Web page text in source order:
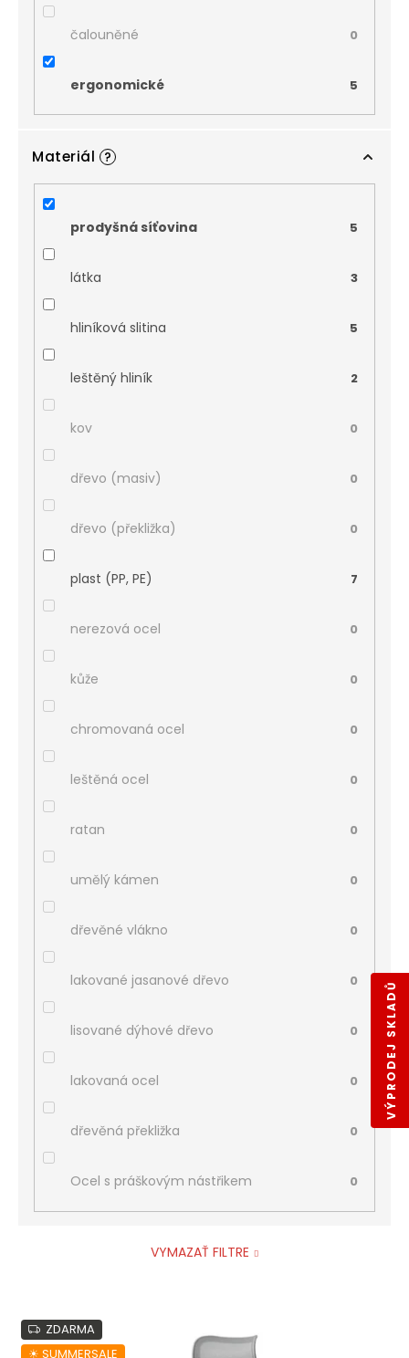
čalouněné 0
ergonomické 5
Materiál ?
prodyšná síťovina 5
látka 3
hliníková slitina 5
leštěný hliník 2
kov 0
dřevo (masiv) 0
dřevo (překližka) 0
plast (PP, PE) 7
nerezová ocel 0
kůže 0
chromovaná ocel 0
leštěná ocel 0
ratan 0
umělý kámen 0
dřevěné vlákno 0
lakované jasanové dřevo 0
lisované dýhové dřevo 0
lakovaná ocel 0
dřevěná překližka 0
Ocel s práškovým nástřikem 0
VYMAZAŤ FILTRE
V
ý
ZDARMA
☀︎ SUMMERSALE
VÝPRODEJ SKLADŮ